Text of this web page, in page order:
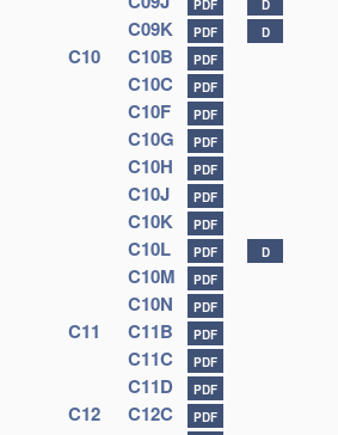
PDF D
C09K PDF D
C10 C10B PDF
C10C PDF
C10F PDF
C10G PDF
C10H PDF
C10J PDF
C10K PDF
C10L PDF D
C10M PDF
C10N PDF
C11 C11B PDF
C11C PDF
C11D PDF
C12 C12C PDF